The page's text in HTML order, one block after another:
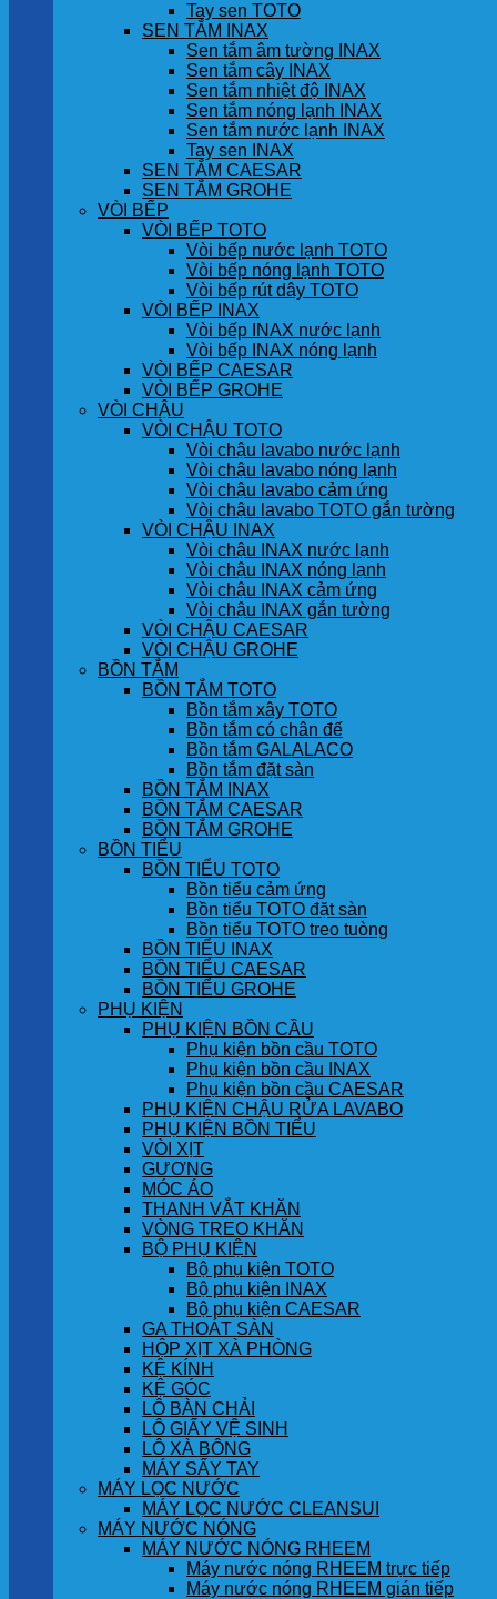
Tay sen TOTO
SEN TẮM INAX
Sen tắm âm tường INAX
Sen tắm cây INAX
Sen tắm nhiệt độ INAX
Sen tắm nóng lạnh INAX
Sen tắm nước lạnh INAX
Tay sen INAX
SEN TẮM CAESAR
SEN TẮM GROHE
VÒI BẾP
VÒI BẾP TOTO
Vòi bếp nước lạnh TOTO
Vòi bếp nóng lạnh TOTO
Vòi bếp rút dây TOTO
VÒI BẾP INAX
Vòi bếp INAX nước lạnh
Vòi bếp INAX nóng lạnh
VÒI BẾP CAESAR
VÒI BẾP GROHE
VÒI CHẬU
VÒI CHẬU TOTO
Vòi chậu lavabo nước lạnh
Vòi chậu lavabo nóng lạnh
Vòi chậu lavabo cảm ứng
Vòi chậu lavabo TOTO gắn tường
VÒI CHẬU INAX
Vòi chậu INAX nước lạnh
Vòi chậu INAX nóng lạnh
Vòi chậu INAX cảm ứng
Vòi chậu INAX gắn tường
VÒI CHẬU CAESAR
VÒI CHẬU GROHE
BỒN TẮM
BỒN TẮM TOTO
Bồn tắm xây TOTO
Bồn tắm có chân đế
Bồn tắm GALALACO
Bồn tắm đặt sàn
BỒN TẮM INAX
BỒN TẮM CAESAR
BỒN TẮM GROHE
BỒN TIỂU
BỒN TIỂU TOTO
Bồn tiểu cảm ứng
Bồn tiểu TOTO đặt sàn
Bồn tiểu TOTO treo tuòng
BỒN TIỂU INAX
BỒN TIỂU CAESAR
BỒN TIỂU GROHE
PHỤ KIỆN
PHỤ KIỆN BỒN CẦU
Phụ kiện bồn cầu TOTO
Phụ kiện bồn cầu INAX
Phụ kiện bồn cầu CAESAR
PHỤ KIỆN CHẬU RỬA LAVABO
PHỤ KIỆN BỒN TIỂU
VÒI XỊT
GƯƠNG
MÓC ÁO
THANH VẮT KHĂN
VÒNG TREO KHĂN
BỘ PHỤ KIỆN
Bộ phụ kiện TOTO
Bộ phụ kiện INAX
Bộ phụ kiện CAESAR
GA THOÁT SÀN
HỘP XỊT XÀ PHÒNG
KỆ KÍNH
KỆ GÓC
LÔ BÀN CHẢI
LÔ GIẤY VỆ SINH
LÔ XÀ BÔNG
MÁY SẤY TAY
MÁY LỌC NƯỚC
MÁY LỌC NƯỚC CLEANSUI
MÁY NƯỚC NÓNG
MÁY NƯỚC NÓNG RHEEM
Máy nước nóng RHEEM trực tiếp
Máy nước nóng RHEEM gián tiếp